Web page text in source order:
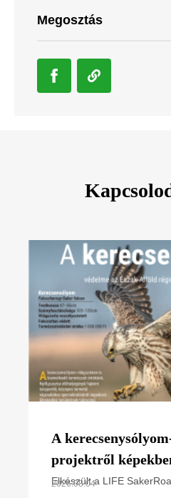
Megosztás
A
projektről
poszter)
Elkészült a LIFE
2026.08.04